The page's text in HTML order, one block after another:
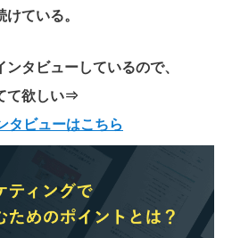
ている。
タビューしているので、
て欲しい⇒
タビューはこちら